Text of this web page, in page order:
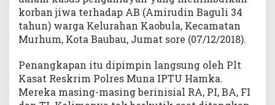
a
p
A
i
r
u
d
korban jiwa terhadap AB (Amirudin Baguli 34
tahun) warga Kelurahan Kaobula, Kecamatan
Murhum, Kota Baubau, Jumat sore (07/12/2018).
Penangkapan itu dipimpin langsung oleh Plt
Kasat Reskrim Polres Muna IPTU Hamka.
Mereka masing-masing berinisial RA, PI, BA, FI